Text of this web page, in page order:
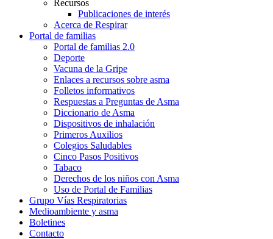
Recursos
Publicaciones de interés
Acerca de Respirar
Portal de familias
Portal de familias 2.0
Deporte
Vacuna de la Gripe
Enlaces a recursos sobre asma
Folletos informativos
Respuestas a Preguntas de Asma
Diccionario de Asma
Dispositivos de inhalación
Primeros Auxilios
Colegios Saludables
Cinco Pasos Positivos
Tabaco
Derechos de los niños con Asma
Uso de Portal de Familias
Grupo Vías Respiratorias
Medioambiente y asma
Boletines
Contacto